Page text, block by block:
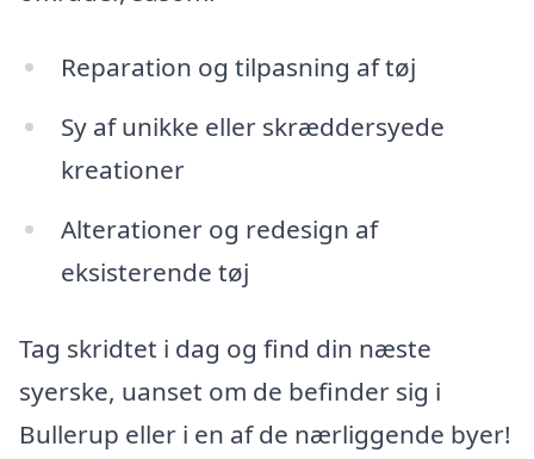
Reparation og tilpasning af tøj
Sy af unikke eller skræddersyede
kreationer
Alterationer og redesign af
eksisterende tøj
Tag skridtet i dag og find din næste
syerske, uanset om de befinder sig i
Bullerup eller i en af de nærliggende byer!